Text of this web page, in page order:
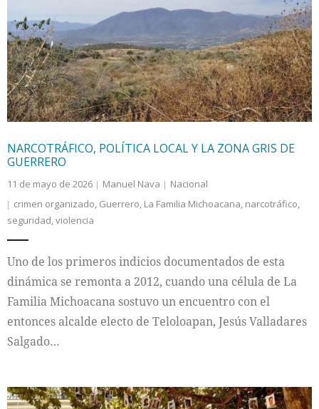
NARCOTRÁFICO, POLÍTICA LOCAL Y LA ZONA GRIS DE
GUERRERO
11 de mayo de 2026 Manuel Nava
Nacional
crimen organizado, Guerrero, La Familia Michoacana, narcotráfico,
seguridad,violencia
Uno de los primeros indicios documentados de esta
dinámica se remonta a 2012, cuando una célula de La
Familia Michoacana sostuvo un encuentro con el
entonces alcalde electo de Teloloapan, Jesús Valladares
Salgado…